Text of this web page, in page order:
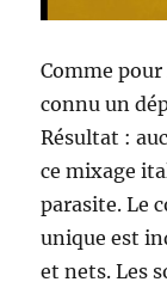
Comme
connu un
Résultat :
ce mixage
parasite. Le
unique est
et nets. Les